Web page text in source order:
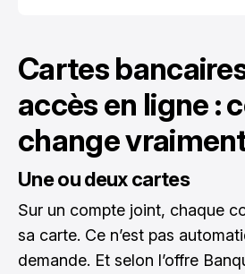
Cartes
accès en ligne :
change
Une ou deux cartes
Sur un compte joint, chaque
sa carte. Ce n’est pas
demande. Et selon l’offre